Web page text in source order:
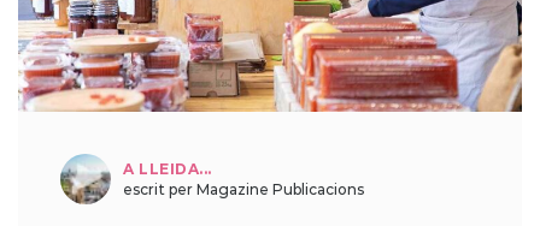
A LLEIDA...
escrit per Magazine Publicacions